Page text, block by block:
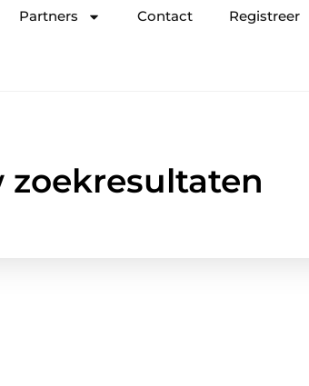
Partners Contact Registreer
zoekresultaten